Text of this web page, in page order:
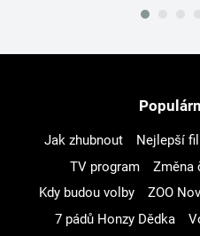
Jak zhubnout Nejlepší
TV program
Změna
Kdy budou volby
ZOO
7 pádů Honzy Dědka